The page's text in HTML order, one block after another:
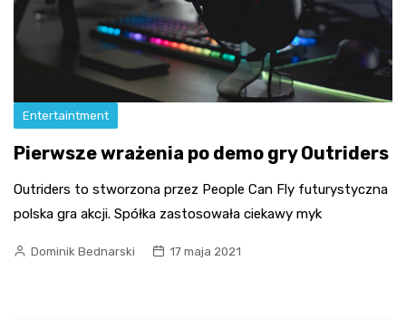
Entertaintment
Pierwsze wrażenia po demo gry Outriders
Outriders to stworzona przez People Can Fly futurystyczna
polska gra akcji. Spółka zastosowała ciekawy myk
Dominik Bednarski 17 maja 2021